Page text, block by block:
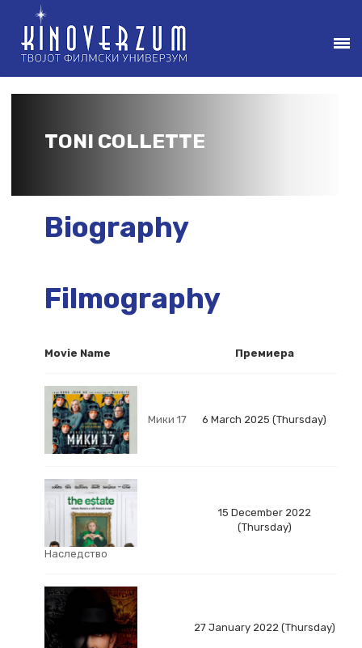
TONI COLLETTE
Biography
Filmography
Movie Name Премиера
Мики 17 6 March 2025 (Thursday)
Наследство
15 December 2022
(Thursday)
27 January 2022 (Thursday)